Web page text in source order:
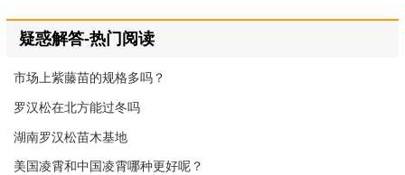
疑惑解答-热门阅读
市场上紫藤苗的规格多吗？
罗汉松在北方能过冬吗
湖南罗汉松苗木基地
美国凌霄和中国凌霄哪种更好呢？